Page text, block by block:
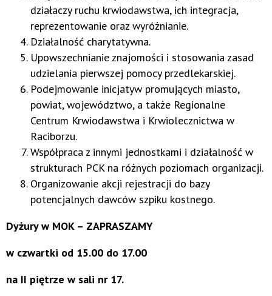
działaczy ruchu krwiodawstwa, ich integracja,
reprezentowanie oraz wyróżnianie.
Działalność charytatywna.
Upowszechnianie znajomości i stosowania zasad
udzielania pierwszej pomocy przedlekarskiej.
Podejmowanie inicjatyw promujących miasto,
powiat, województwo, a także Regionalne
Centrum Krwiodawstwa i Krwiolecznictwa w
Raciborzu.
Współpraca z innymi jednostkami i działalność w
strukturach PCK na różnych poziomach organizacji.
Organizowanie akcji rejestracji do bazy
potencjalnych dawców szpiku kostnego.
Dyżury w MOK – ZAPRASZAMY
w czwartki od 15.00 do 17.00
na II piętrze w sali nr 17.